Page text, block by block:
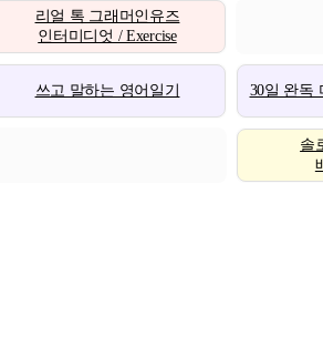
리얼 톡 그래머인유즈
인터미디엇 / Exercise
쓰고 말하는 영어일기 30일 완독
솔